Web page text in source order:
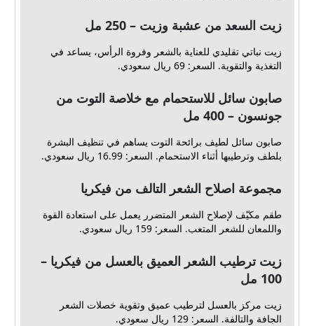
زيت السعد من عشبة وزيت – 250 مل
زيت نباتي تقليدي للعناية بالشعر وفروة الرأس، يساعد في
التغذية والتقوية. السعر: 69 ريال سعودي.
صابون سائل للاستحمام مع خلاصة التوت من
جونسون – 400 مل
صابون سائل لطيف برائحة التوت يساهم في تنظيف البشرة
بلطف وترطيبها أثناء الاستحمام. السعر: 16.99 ريال سعودي.
مجموعة اصلاح الشعر التالف من فيكريا
طقم مكيّف لإصلاح الشعر المتضرر يعمل على استعادة القوة
واللمعان للشعر المتعب. السعر: 159 ريال سعودي.
زيت ترطيب الشعر العميق بالعسل من فيكريا –
100 مل
زيت مركز بالعسل لترطيب عميق وتقوية خصلات الشعر
الجافة والتالفة. السعر: 129 ريال سعودي.